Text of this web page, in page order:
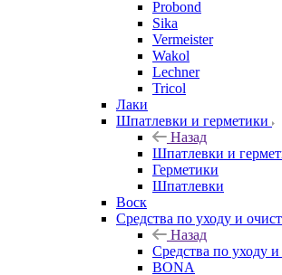
Probond
Sika
Vermeister
Wakol
Lechner
Tricol
Лаки
Шпатлевки и герметики
Назад
Шпатлевки и
Герметики
Шпатлевки
Воск
Средства по уходу и
Назад
Средства по уходу и
BONA